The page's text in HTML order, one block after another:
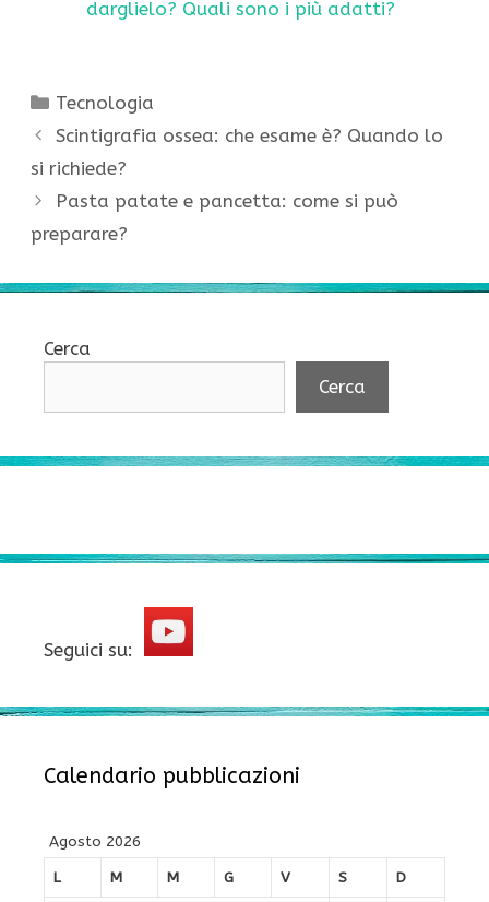
darglielo? Quali sono i più adatti?
Categorie
Tecnologia
Scintigrafia ossea: che esame è? Quando lo
si richiede?
Pasta patate e pancetta: come si può
preparare?
Cerca
Cerca
Seguici su:
Calendario pubblicazioni
Agosto 2026
L
M M G V S D